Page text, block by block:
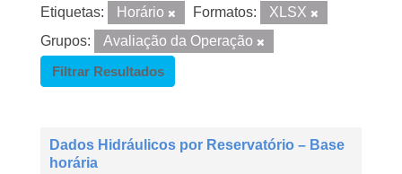
Etiquetas: Horário Formatos:
XLSX
Grupos:
Avaliação da Operação
Filtrar Resultados
Dados Hidráulicos por Reservatório – Base
horária